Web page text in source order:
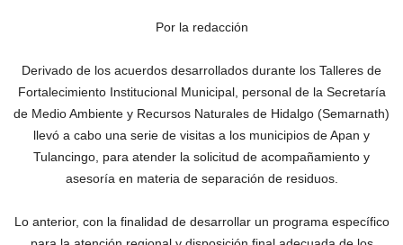
Por la redacción
Derivado de los acuerdos desarrollados durante los Talleres de
Fortalecimiento Institucional Municipal, personal de la Secretaría
de Medio Ambiente y Recursos Naturales de Hidalgo (Semarnath)
llevó a cabo una serie de visitas a los municipios de Apan y
Tulancingo, para atender la solicitud de acompañamiento y
asesoría en materia de separación de residuos.
Lo anterior, con la finalidad de desarrollar un programa específico